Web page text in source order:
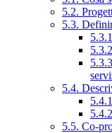
5.2.
5.3.
5.4.
5.5. Co-